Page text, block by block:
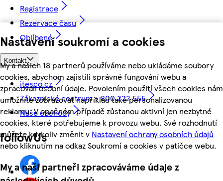
Nastavení soukromí a cookies
My a našich 18 partnerů používáme nebo ukládáme soubory
cookies, abychom zajistili správné fungování webu a
zpracovali osobní údaje. Povolením použití všech cookies nám
umožníte zobrazovat například také personalizovanou
reklamu. V opačném případě zůstanou aktivní jen nezbytné
cookies, které potřebujeme k provozu webu. Své rozhodnutí
můžete kdykoliv změnit v Nastavení ochrany osobních údajů
nebo kliknutím na odkaz Soukromí a cookies v patičce webu.
My a naši partneři zpracováváme údaje z
Registrace
Rezervace času
Oblíbené
Kontakt
itesco.cz
Zákaznické centrum - 800 222 555
Naše obchody
followUs